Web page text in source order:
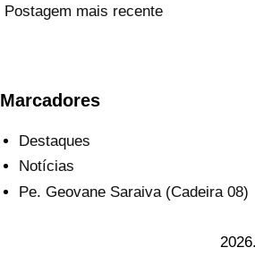
Postagem mais recente
Marcadores
Destaques
Notícias
Pe. Geovane Saraiva (Cadeira 08)